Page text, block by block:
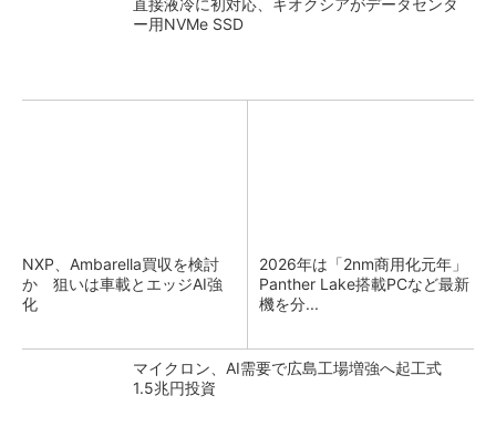
直接液冷に初対応、キオクシアがデータセンタ
ー用NVMe SSD
NXP、Ambarella買収を検討
か 狙いは車載とエッジAI強
化
2026年は「2nm商用化元年」
Panther Lake搭載PCなど最新
機を分...
マイクロン、AI需要で広島工場増強へ起工式
1.5兆円投資